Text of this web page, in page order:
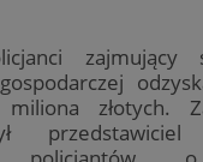
zajmujący
złotych.